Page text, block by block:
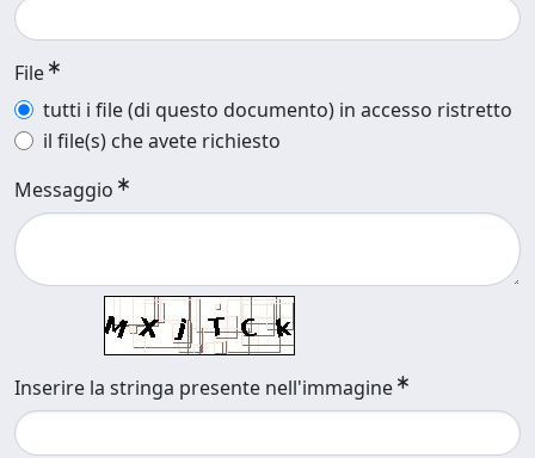
File
tutti i file (di questo documento) in accesso ristretto
il file(s) che avete richiesto
Messaggio
Inserire la stringa presente nell'immagine